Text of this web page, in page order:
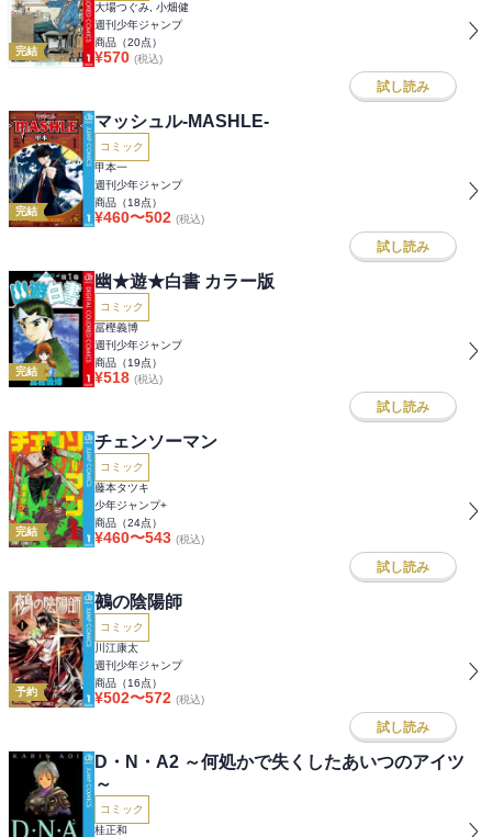
完結
大場つぐみ, 小畑健
週刊少年ジャンプ
商品（20点）
¥570 (税込)
試し読み
完結
マッシュル-MASHLE-
コミック
甲本一
週刊少年ジャンプ
商品（18点）
¥460〜502 (税込)
試し読み
完結
幽★遊★白書 カラー版
コミック
冨樫義博
週刊少年ジャンプ
商品（19点）
¥518 (税込)
試し読み
完結
チェンソーマン
コミック
藤本タツキ
少年ジャンプ+
商品（24点）
¥460〜543 (税込)
試し読み
予約
鵺の陰陽師
コミック
川江康太
週刊少年ジャンプ
商品（16点）
¥502〜572 (税込)
試し読み
D・N・A2 ～何処かで失くしたあいつのアイツ
～
コミック
桂正和